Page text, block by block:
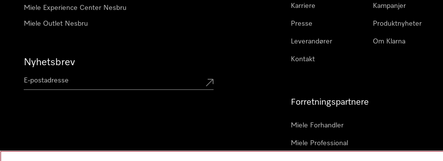
Miele Experience Center Nesbru
Miele Outlet Nesbru
Nyhetsbrev
Karriere
Presse
Leverandører
Kontakt
Kampanjer
Produktnyheter
Om Klarna
Forretningspartnere
Miele Forhandler
Miele Professional